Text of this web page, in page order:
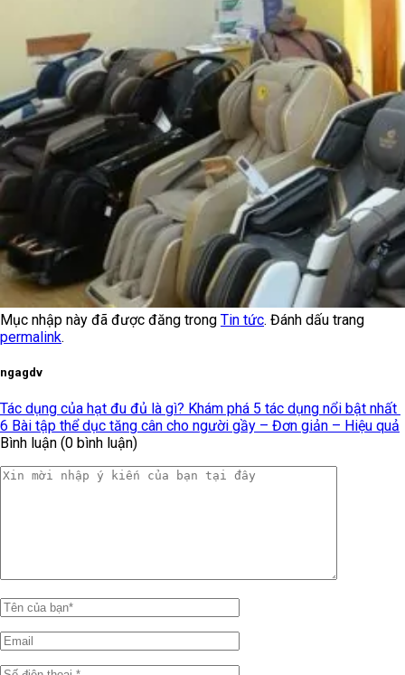
Mục nhập này đã được đăng trong Tin tức. Đánh dấu trang
permalink.
ngagdv
Tác dụng của hạt đu đủ là gì? Khám phá 5 tác dụng nổi bật nhất
6 Bài tập thể dục tăng cân cho người gầy – Đơn giản – Hiệu quả
Bình luận (0 bình luận)